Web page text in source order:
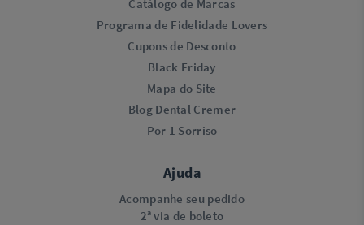
Catálogo de Marcas
Programa de Fidelidade Lovers​
Cupons de Desconto
Black Friday
Mapa do Site
Blog Dental Cremer
Por 1 Sorriso
Ajuda
Acompanhe seu pedido
2ª via de boleto